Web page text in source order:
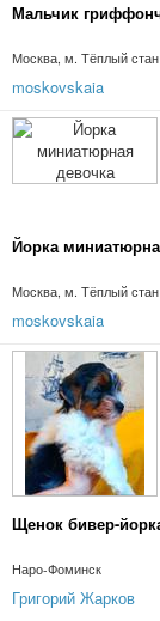
Мальчик
Москва, м. Тёплый стан
moskovskaia
Йорка
Москва, м. Тёплый стан
moskovskaia
Щенок бивер-
Наро-Фоминск
Григорий Жарков